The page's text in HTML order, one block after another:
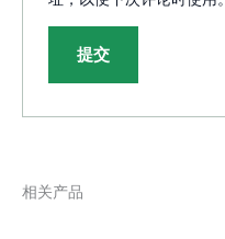
相关产品